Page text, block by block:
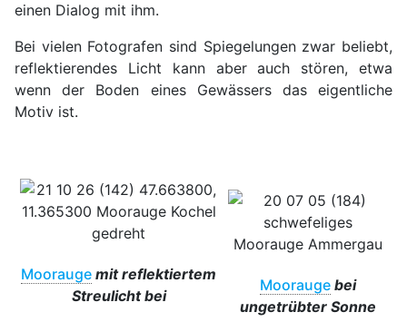
einen Dialog mit ihm.
Bei vielen Fotografen sind Spiegelungen zwar beliebt,
reflektierendes Licht kann aber auch stören, etwa
wenn der Boden eines Gewässers das eigentliche
Motiv ist.
Moorauge mit reflektiertem
Streulichtbei
Mooraugebei
ungetrübter Sonne